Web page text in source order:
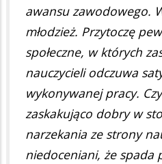
awansu zawodowego.
młodzież. Przytoczę
społeczne, w których
nauczycieli odczuwa
wykonywanej pracy.
zaskakująco dobry w
narzekania ze strony
niedoceniani, że spada